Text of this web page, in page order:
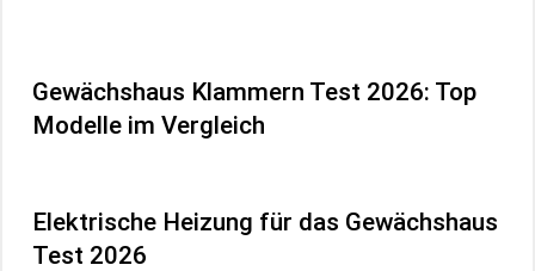
Gewächshaus Klammern Test 2026: Top
Modelle im Vergleich
Elektrische Heizung für das Gewächshaus
Test 2026